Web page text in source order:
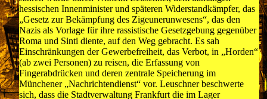
hessischen Innenminister und späteren Widerstandkämpfer, das
„Gesetz zur Bekämpfung des Zigeunerunwesens“, das den
Nazis als Vorlage für ihre rassistische Gesetzgebung gegenüber
Roma und Sinti diente, auf den Weg gebracht. Es sah
Einschränkungen der Gewerbefreiheit, das Verbot, in „Horden“
(ab zwei Personen) zu reisen, die Erfassung von
Fingerabdrücken und deren zentrale Speicherung im
Münchener „Nachrichtendienst“ vor. Leuschner beschwerte
sich, dass die Stadtverwaltung Frankfurt die im Lager